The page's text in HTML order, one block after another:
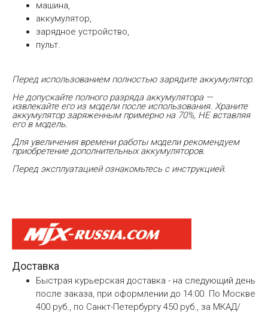
машина,
аккумулятор,
зарядное устройство,
пульт.
Перед использованием полностью зарядите аккумулятор.
Не допускайте полного разряда аккумулятора —
извлекайте его из модели после использования. Храните
аккумулятор заряженным примерно на 70%, НЕ вставляя
его в модель.
Для увеличения времени работы модели рекомендуем
приобретение дополнительных аккумуляторов.
Перед эксплуатацией ознакомьтесь с инструкцией.
Доставка
Быстрая курьерская доставка - на следующий день
после заказа, при оформлении до 14:00. По Москве
400 руб., по Санкт-Петербургу 450 руб., за МКАД/